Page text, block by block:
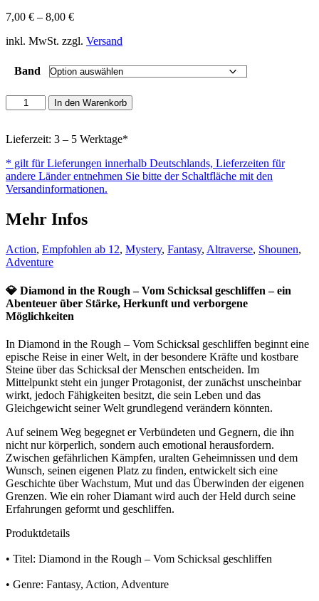
7,00 € – 8,00 €
inkl. MwSt. zzgl. Versand
Band
Diamond
in
Rough
Vom
Schicksal
geschliffen
In den Warenkorb
Lieferzeit: 3 – 5 Werktage*
* gilt für Lieferungen innerhalb Deutschlands, Lieferzeiten für
andere Länder entnehmen Sie bitte der Schaltfläche mit den
Versandinformationen.
Mehr Infos
Action, Empfohlen ab 12, Mystery, Fantasy, Altraverse, Shounen,
Adventure
💎 Diamond in the Rough – Vom Schicksal geschliffen – ein
Abenteuer über Stärke, Herkunft und verborgene
Möglichkeiten
In Diamond in the Rough – Vom Schicksal geschliffen beginnt eine
epische Reise in einer Welt, in der besondere Kräfte und kostbare
Steine über das Schicksal der Menschen entscheiden. Im
Mittelpunkt steht ein junger Protagonist, der zunächst unscheinbar
wirkt, jedoch Fähigkeiten besitzt, die sein Leben und das
Gleichgewicht seiner Welt grundlegend verändern könnten.
Auf seinem Weg begegnet er Verbündeten und Gegnern, die ihn
nicht nur körperlich, sondern auch emotional herausfordern.
Zwischen gefährlichen Kämpfen, uralten Geheimnissen und dem
Wunsch, seinen eigenen Platz zu finden, entwickelt sich eine
Geschichte über Wachstum, Mut und das Überwinden der eigenen
Grenzen. Wie ein roher Diamant wird auch der Held durch seine
Erfahrungen geformt und geschliffen.
Produktdetails
• Titel: Diamond in the Rough – Vom Schicksal geschliffen
• Genre: Fantasy, Action, Adventure